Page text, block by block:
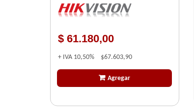
$ 61.180,00
+ IVA 10,50% $67.603,90
Agregar